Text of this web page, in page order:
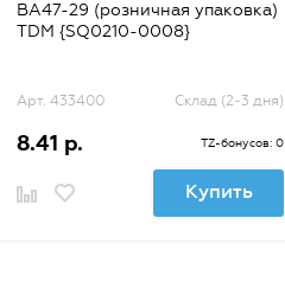
ВА47-29 (розничная упаковка)
TDM {SQ0210-0008}
Арт. 433400 Склад (2-3 дня)
8.41 р. TZ-бонусов: 0
Купить